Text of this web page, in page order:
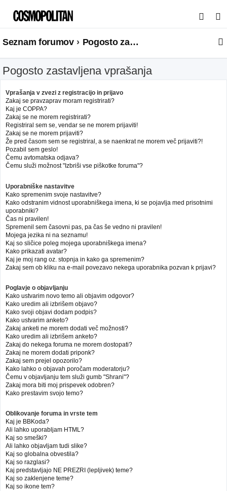
s
a
Seznam forumov Pogosto zastavljena vprašanja
Pogosto zastavljena vprašanja
Vprašanja v zvezi z registracijo in prijavo
Zakaj se pravzaprav moram registrirati?
Kaj je COPPA?
Zakaj se ne morem registrirati?
Registriral sem se, vendar se ne morem prijaviti!
Zakaj se ne morem prijaviti?
Že pred časom sem se registriral, a se naenkrat ne morem več prijaviti?!
Pozabil sem geslo!
Čemu avtomatska odjava?
Čemu služi možnost "Izbriši vse piškotke foruma"?
Uporabniške nastavitve
Kako spremenim svoje nastavitve?
Kako odstranim vidnost uporabniškega imena, ki se pojavlja med prisotnimi
uporabniki?
Čas ni pravilen!
Spremenil sem časovni pas, pa čas še vedno ni pravilen!
Mojega jezika ni na seznamu!
Kaj so sličice poleg mojega uporabniškega imena?
Kako prikazati avatar?
Kaj je moj rang oz. stopnja in kako ga spremenim?
Zakaj sem ob kliku na e-mail povezavo nekega uporabnika pozvan k prijavi?
Poglavje o objavljanju
Kako ustvarim novo temo ali objavim odgovor?
Kako uredim ali izbrišem objavo?
Kako svoji objavi dodam podpis?
Kako ustvarim anketo?
Zakaj anketi ne morem dodati več možnosti?
Kako uredim ali izbrišem anketo?
Zakaj do nekega foruma ne morem dostopati?
Zakaj ne morem dodati priponk?
Zakaj sem prejel opozorilo?
Kako lahko o objavah poročam moderatorju?
Čemu v objavljanju tem služi gumb "Shrani"?
Zakaj mora biti moj prispevek odobren?
Kako prestavim svojo temo?
Oblikovanje foruma in vrste tem
Kaj je BBKoda?
Ali lahko uporabljam HTML?
Kaj so smeški?
Ali lahko objavljam tudi slike?
Kaj so globalna obvestila?
Kaj so razglasi?
Kaj predstavljajo NE PREZRI (lepljivek) teme?
Kaj so zaklenjene teme?
Kaj so ikone tem?